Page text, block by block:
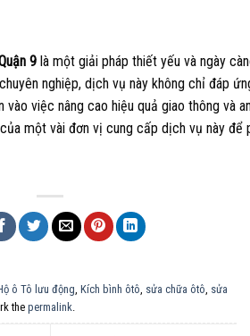
9 là một giải pháp thiết yếu và ngày
nghiệp, dịch vụ này không chỉ đáp
vào việc nâng cao hiệu quả giao thông và
một vài đơn vị cung cấp dịch vụ này để
ô Tô lưu động Kích bình ôtô sửa chữa ôtô sửa
the permalink